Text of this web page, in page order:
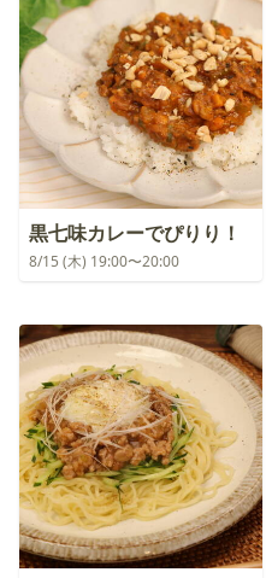
黒七味カレーでぴりり！
8/15 (木) 19:00〜20:00